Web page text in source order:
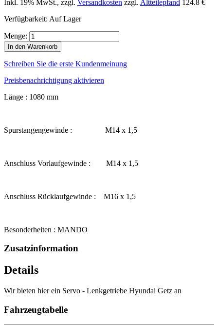
Inkl. 19% MwSt., zzgl. Versandkosten zzgl. Altteilepfand 124.8 €
Verfügbarkeit: Auf Lager
Menge:
In den Warenkorb
Schreiben Sie die erste Kundenmeinung
Preisbenachrichtigung aktivieren
Länge : 1080 mm
Spurstangengewinde : M14 x 1,5
Anschluss Vorlaufgewinde : M14 x 1,5
Anschluss Rücklaufgewinde : M16 x 1,5
Besonderheiten : MANDO
Zusatzinformation
Details
Wir bieten hier ein Servo - Lenkgetriebe Hyundai Getz an
Fahrzeugtabelle